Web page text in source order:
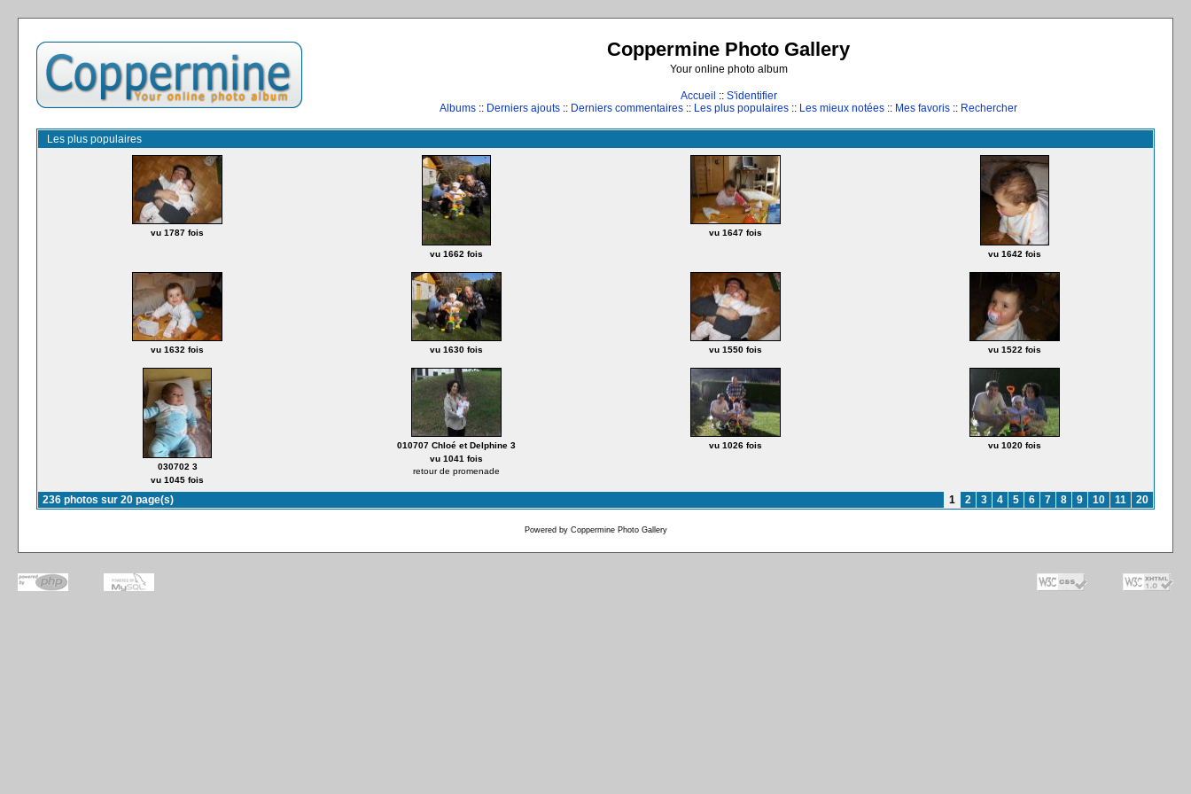
Coppermine Photo Gallery
Your online photo album
Accueil :: S'identifier
Albums :: Derniers ajouts :: Derniers commentaires :: Les plus populaires :: Les mieux notées :: Mes favoris :: Rechercher
Les plus populaires
vu 1787 fois
vu 1662 fois
vu 1647 fois
vu 1642 fois
vu 1632 fois vu 1630 fois vu 1550 fois vu 1522 fois
030702 3
vu 1045 fois
010707 Chloé et Delphine 3
vu 1041 fois
retour de promenade
vu 1026 fois vu 1020 fois
236 photos sur 20 page(s) 1 2 3 4 5 6 7 8 9 10 11 20
Powered by Coppermine Photo Gallery